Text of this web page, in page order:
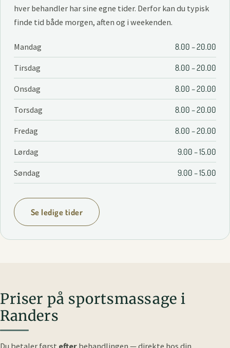
hver behandler har sine egne tider. Derfor kan du typisk
finde tid både morgen, aften og i weekenden.
Mandag 8.00 – 20.00
Tirsdag 8.00 – 20.00
Onsdag 8.00 – 20.00
Torsdag 8.00 – 20.00
Fredag 8.00 – 20.00
Lørdag 9.00 – 15.00
Søndag 9.00 – 15.00
Se ledige tider
Priser på sportsmassage i
Randers